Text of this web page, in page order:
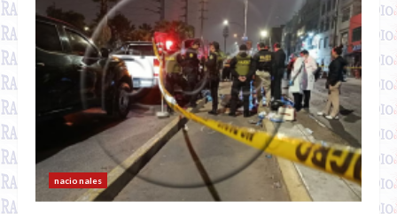
nacionales